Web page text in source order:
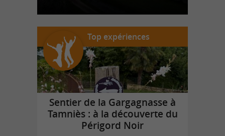
Top expériences
Sentier de la Gargagnasse à
Tamniès : à la découverte du
Périgord Noir